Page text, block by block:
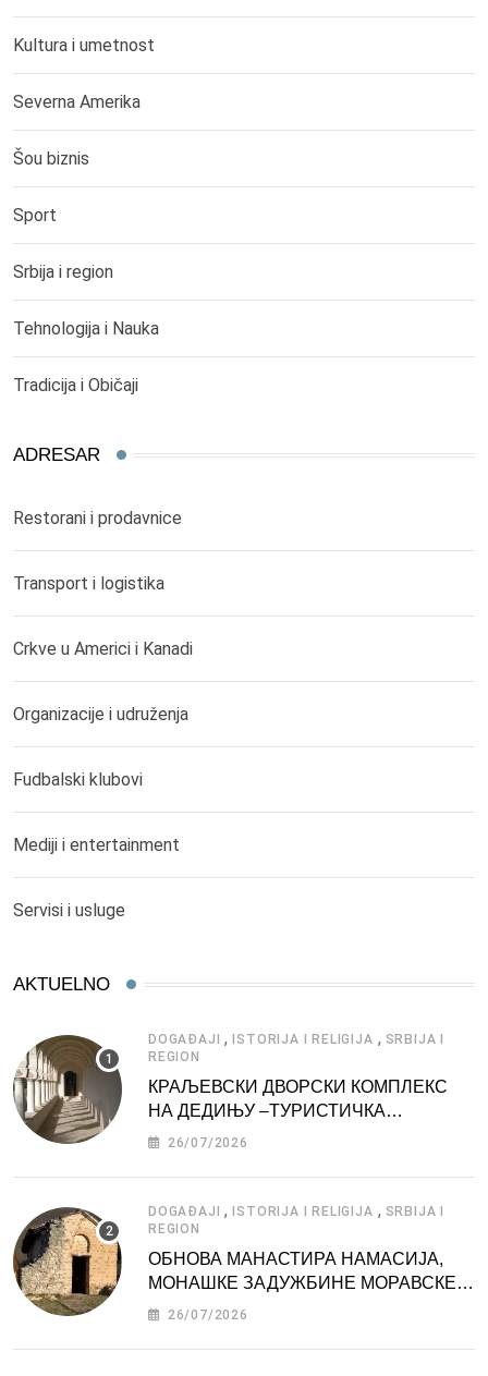
Kultura i umetnost
Severna Amerika
Šou biznis
Sport
Srbija i region
Tehnologija i Nauka
Tradicija i Običaji
ADRESAR
Restorani i prodavnice
Transport i logistika
Crkve u Americi i Kanadi
Organizacije i udruženja
Fudbalski klubovi
Mediji i entertainment
Servisi i usluge
AKTUELNO
DOGAĐAJI , ISTORIJA I RELIGIJA , SRBIJA I
REGION
КРАЉЕВСКИ ДВОРСКИ КОМПЛЕКС
НА ДЕДИЊУ –ТУРИСТИЧКА
АТРАКЦИЈА
26/07/2026
DOGAĐAJI , ISTORIJA I RELIGIJA , SRBIJA I
REGION
ОБНОВА МАНАСТИРА НАМАСИЈА,
МОНАШКЕ ЗАДУЖБИНЕ МОРАВСКЕ
СРБИЈЕ
26/07/2026